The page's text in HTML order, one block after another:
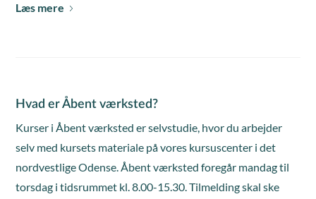
Læs mere
Hvad er Åbent værksted?
Kurser i Åbent værksted er selvstudie, hvor du arbejder
selv med kursets materiale på vores kursuscenter i det
nordvestlige Odense. Åbent værksted foregår mandag til
torsdag i tidsrummet kl. 8.00-15.30. Tilmelding skal ske